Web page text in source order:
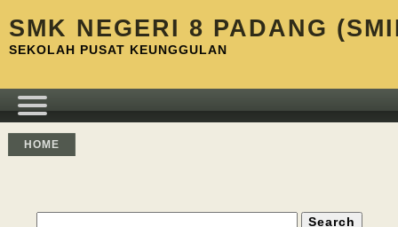
SMK NEGERI 8 PADANG
SEKOLAH PUSAT KEUNGGULAN
HOME